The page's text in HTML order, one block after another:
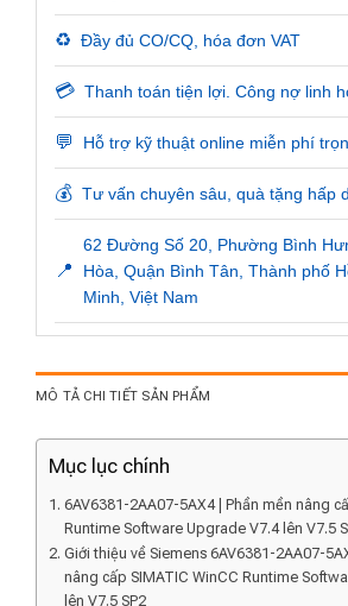
♻️ Đầy đủ CO/CQ, hóa đơn VAT
💳 Thanh toán tiện lợi. Công nợ linh
💬 Hỗ trợ kỹ thuật online miễn phí
💰 Tư vấn chuyên sâu, quà tặng hấp
📍
62 Đường Số 20, Phường Bình
Hòa, Quận Bình Tân, Thành phố
Minh, Việt Nam
MÔ TẢ CHI TIẾT SẢN PHẨM
Mục lục chính
6AV6381-2AA07-5AX4 | Phần mền nâng
Runtime Software Upgrade V7.4 lên V7.5
Giới thiệu về Siemens 6AV6381-2AA07-
nâng cấp SIMATIC WinCC Runtime
lên V7.5 SP2